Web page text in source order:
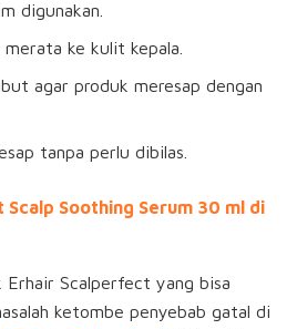
digunakan.
ke kulit kepala.
agar produk meresap dengan
tanpa perlu dibilas.
Soothing Serum 30 ml di
Erhair Scalperfect yang bisa
ketombe penyebab gatal di